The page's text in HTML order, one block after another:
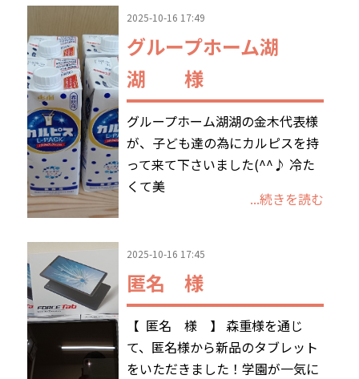
2025-10-16 17:49
グループホーム湖
湖 様
グループホーム湖湖の金木代表様
が、子ども達の為にカルピスを持
って来て下さいました(^^♪ 冷た
くて美
...続きを読む
2025-10-16 17:45
匿名 様
【 匿名 様 】 森重様を通じ
て、匿名様から新品のタブレット
をいただきました！学園が一気に